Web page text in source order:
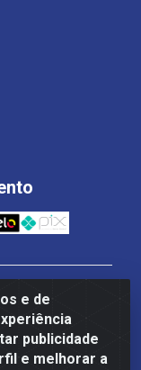
e de
publicidade
e melhorar a
0001-93 -
13, 14 Ao 32,
DF - CEP